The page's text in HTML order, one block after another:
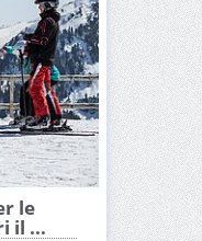
le
il ...